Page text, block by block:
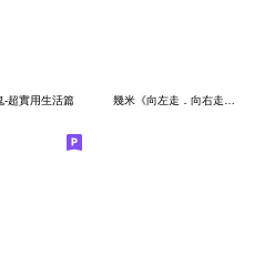
-超實用生活篇 幾米《向左走．向右走》x咻咻熊